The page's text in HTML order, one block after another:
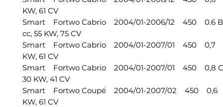
KW, 61 CV
Smart Fortwo Cabrio 2004/01-2006/12 450 0.6
cc, 55 KW, 75 CV
Smart Fortwo Cabrio 2004/01-2007/01 450 0,7
KW, 61 CV
Smart Fortwo Cabrio 2004/01-2007/01 450 0,8
30 KW, 41 CV
Smart Fortwo Coupé 2004/01-2007/02 450 0,6
KW, 61 CV